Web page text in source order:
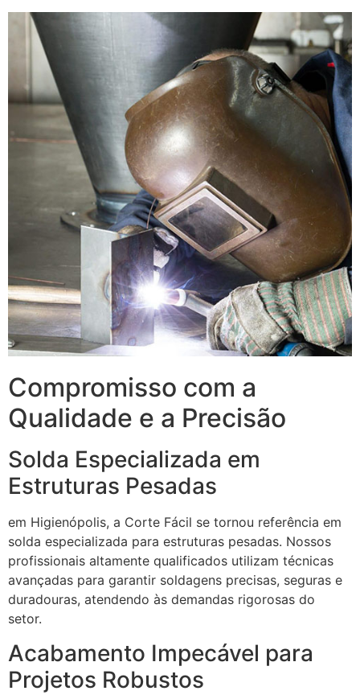
Compromisso com a
Qualidade e a Precisão
Solda Especializada em
Estruturas Pesadas
em Higienópolis, a Corte Fácil se tornou referência em
solda especializada para estruturas pesadas. Nossos
profissionais altamente qualificados utilizam técnicas
avançadas para garantir soldagens precisas, seguras e
duradouras, atendendo às demandas rigorosas do
setor.
Acabamento Impecável para
Projetos Robustos